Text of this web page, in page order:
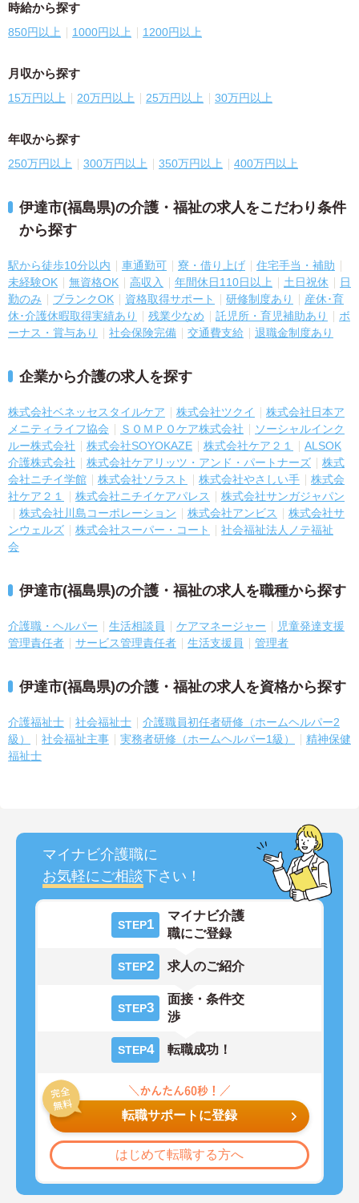
時給から探す
850円以上 1000円以上 1200円以上
月収から探す
15万円以上 20万円以上 25万円以上 30万円以上
年収から探す
250万円以上 300万円以上 350万円以上 400万円以上
伊達市(福島県)の介護・福祉の求人をこだわり条件
から探す
駅から徒歩10分以内 車通勤可 寮・借り上げ
住宅手当・補助
未経験OK
無資格OK 高収入 年間休日110日以上 土日祝休
日
勤のみ
ブランクOK 資格取得サポート 研修制度あり
産休･育
休･介護休暇取得実績あり
残業少なめ 託児所・育児補助あり
ボ
ーナス・賞与あり
社会保険完備 交通費支給 退職金制度あり
企業から介護の求人を探す
株式会社ベネッセスタイルケア 株式会社ツクイ
株式会社日本ア
メニティライフ協会
ＳＯＭＰＯケア株式会社
ソーシャルインク
ルー株式会社
株式会社SOYOKAZE 株式会社ケア２１
ALSOK
介護株式会社
株式会社ケアリッツ・アンド・パートナーズ
株式
会社ニチイ学館
株式会社ソラスト 株式会社やさしい手
株式会
社ケア２１
株式会社ニチイケアパレス
株式会社サンガジャパン
株式会社川島コーポレーション
株式会社アンビス
株式会社サ
ンウェルズ
株式会社スーパー・コート
社会福祉法人ノテ福祉
会
伊達市(福島県)の介護・福祉の求人を職種から探す
介護職・ヘルパー 生活相談員 ケアマネージャー
児童発達支援
管理責任者
サービス管理責任者 生活支援員 管理者
伊達市(福島県)の介護・福祉の求人を資格から探す
介護福祉士 社会福祉士
介護職員初任者研修（ホームヘルパー2
級）
社会福祉主事 実務者研修（ホームヘルパー1級）
精神保健
福祉士
マイナビ介護職に
お気軽にご相談下さい！
STEP1
マイナビ介護
職にご登録
STEP2 求人のご紹介
STEP3
面接・条件交
渉
STEP4 転職成功！
転職サポートに登録
はじめて転職する方へ